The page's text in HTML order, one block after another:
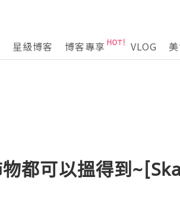
星級博客 博客專享 VLOG
都可以搵得到